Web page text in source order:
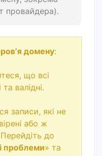
провайдера).
домену:
що всі
валідні.
записи, які не
або ж
Перейдіть до
проблеми» та